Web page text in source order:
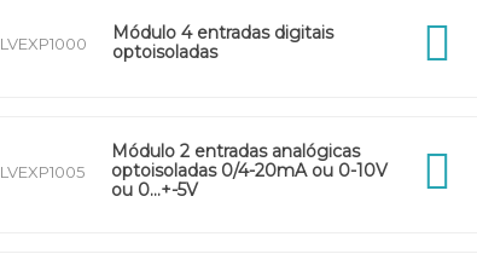
LVEXP1000
Módulo 4 entradas digitais
optoisoladas
LVEXP1005
Módulo 2 entradas analógicas
optoisoladas 0/4-20mA ou 0-10V
ou 0…+-5V